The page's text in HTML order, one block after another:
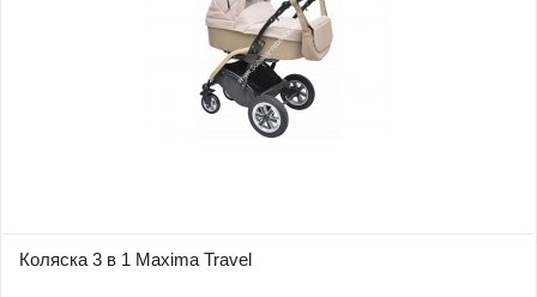
Коляска 3 в 1 Maxima Travel